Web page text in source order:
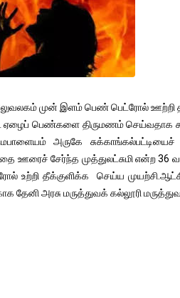
முன் இளம் பெண் பெட்ரோல் ஊற்றி
ஏழைப் பெண்களை திருமணம் செய்வதாக
அருகே
ஊரைச் சேர்ந்த முத்துலட்சுமி என்ற 36
உற்றி தீக்குளிக்க செய்ய
தேனி அரசு மருத்துவக் கல்லூரி